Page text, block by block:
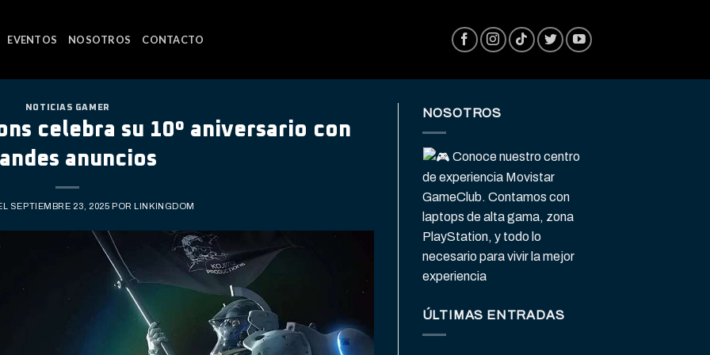
EVENTOS NOSOTROS CONTACTO
NOTICIAS GAMER
celebra su 10º aniversario con
anuncios
SEPTIEMBRE 23, 2025 POR LINKINGDOM
NOSOTROS
Conoce nuestro centro
de experiencia Movistar
GameClub. Contamos con
laptops de alta gama, zona
PlayStation, y todo lo
necesario para vivir la mejor
experiencia
ÚLTIMAS ENTRADAS